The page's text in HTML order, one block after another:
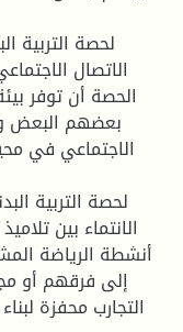
الاتصال
الحصة أن توفر
بعضهم البعض
الاجتماعي في
الانتماء بين
أنشطة الرياضة
إلى فرقهم أو
التجارب محفزة